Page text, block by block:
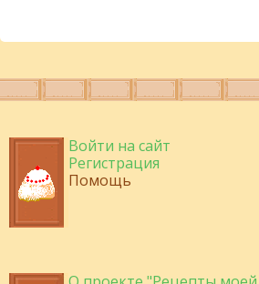
Войти на сайт
Регистрация
Помощь